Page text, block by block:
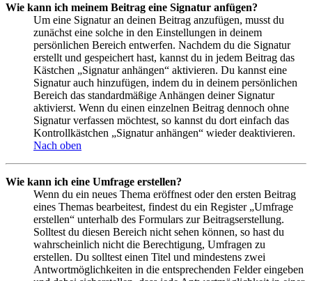
Wie kann ich meinem Beitrag eine Signatur anfügen?
Um eine Signatur an deinen Beitrag anzufügen, musst du
zunächst eine solche in den Einstellungen in deinem
persönlichen Bereich entwerfen. Nachdem du die Signatur
erstellt und gespeichert hast, kannst du in jedem Beitrag das
Kästchen „Signatur anhängen“ aktivieren. Du kannst eine
Signatur auch hinzufügen, indem du in deinem persönlichen
Bereich das standardmäßige Anhängen deiner Signatur
aktivierst. Wenn du einen einzelnen Beitrag dennoch ohne
Signatur verfassen möchtest, so kannst du dort einfach das
Kontrollkästchen „Signatur anhängen“ wieder deaktivieren.
Nach oben
Wie kann ich eine Umfrage erstellen?
Wenn du ein neues Thema eröffnest oder den ersten Beitrag
eines Themas bearbeitest, findest du ein Register „Umfrage
erstellen“ unterhalb des Formulars zur Beitragserstellung.
Solltest du diesen Bereich nicht sehen können, so hast du
wahrscheinlich nicht die Berechtigung, Umfragen zu
erstellen. Du solltest einen Titel und mindestens zwei
Antwortmöglichkeiten in die entsprechenden Felder eingeben